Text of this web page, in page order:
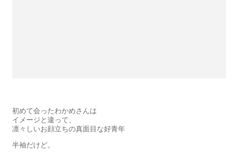
初めて会ったわかめさんは
イメージと違って、
凛々しいお顔立ちの真面目な好青年
半袖だけど。